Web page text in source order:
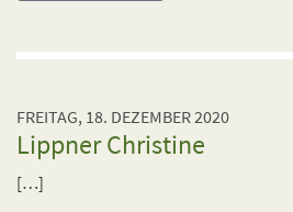
FREITAG, 18. DEZEMBER 2020
Lippner Christine
[…]